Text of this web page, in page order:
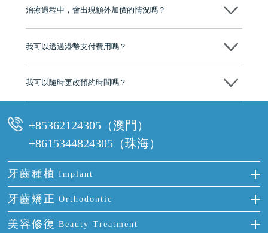
市市民極高的口碑評價及信任推薦 珠海、深圳設有八大分院，香港亦設
有咨詢及服務保障中心，有任何問題都可以隨時預約免費咨詢，讓人十
治療過程中，會出現額外加價的情況嗎？
我可以透過港幣支付費用嗎？
我可以隨時更改預約時間嗎？
可以，請盡早通過wechat或whatsapp聯絡我們，告知我們你原本預約的
+85362124305（澳門）
+8615344824305（珠海）
牙齒種植 Implant
種牙
單顆牙缺失
牙齒矯正 Orthodontic
隱形箍牙
美容修復 Beauty Treatment